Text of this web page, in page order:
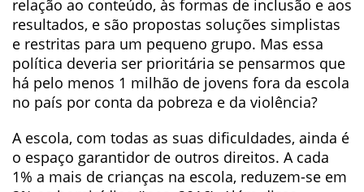
relação ao conteúdo, às formas de inclusão e aos
resultados, e são propostas soluções simplistas
e restritas para um pequeno grupo. Mas essa
política deveria ser prioritária se pensarmos que
há pelo menos 1 milhão de jovens fora da escola
no país por conta da pobreza e da violência?
A escola, com todas as suas dificuldades, ainda é
o espaço garantidor de outros direitos. A cada
1% a mais de crianças na escola, reduzem-se em